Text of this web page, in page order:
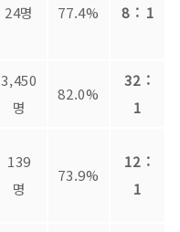
24명 77.4% 8 : 1
3,450
명
82.0%
32 :
1
139
명
73.9%
12 :
1